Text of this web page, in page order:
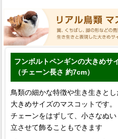
フンボルトペンギンの大きめサ
（チェーン長さ 約7cm）
鳥類の細かな特徴や生き生きと
大きめサイズのマスコットです。
チェーンをはずして、小さなぬ
立させて飾ることもできます